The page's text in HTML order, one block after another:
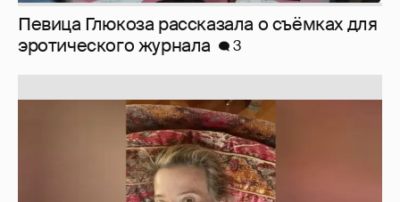
Певица Глюкоза рассказала о съёмках для
эротического журнала
3